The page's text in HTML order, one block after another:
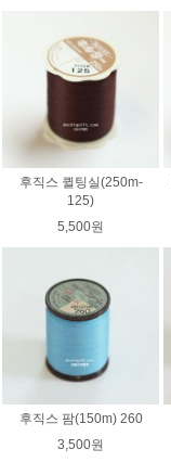
후직스 퀼팅실(250m-
125)
5,500원
후직스 팜(150m) 260
3,500원